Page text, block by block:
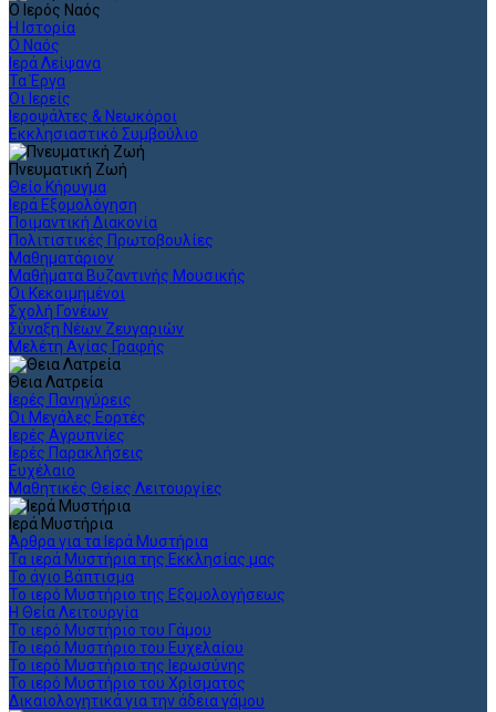
Ο Ιερός Ναός
Η Ιστορία
Ο Ναός
Ιερά Λείψανα
Τα Έργα
Οι Ιερείς
Ιεροψάλτες & Νεωκόροι
Εκκλησιαστικό Συμβούλιο
Πνευματική Ζωή
Θείο Κήρυγμα
Ιερά Εξομολόγηση
Ποιμαντική Διακονία
Πολιτιστικές Πρωτοβουλίες
Μαθηματάριον
Μαθήματα Βυζαντινής Μουσικής
Οι Κεκοιμημένοι
Σχολή Γονέων
Σύναξη Νέων Ζευγαριών
Μελέτη Αγίας Γραφής
Θεια Λατρεία
Ιερές Πανηγύρεις
Οι Μεγάλες Εορτές
Ιερές Αγρυπνίες
Ιερές Παρακλήσεις
Ευχέλαιο
Μαθητικές Θείες Λειτουργίες
Ιερά Μυστήρια
Άρθρα για τα Ιερά Μυστήρια
Τα ιερά Μυστήρια της Εκκλησίας μας
Το άγιο Βάπτισμα
Το ιερό Μυστήριο της Εξομολογήσεως
Η Θεία Λειτουργία
Το ιερό Μυστήριο του Γάμου
Το ιερό Μυστήριο του Ευχελαίου
Το ιερό Μυστήριο της Ιερωσύνης
Το ιερό Μυστήριο του Χρίσματος
Δικαιολογητικά για την άδεια γάμου